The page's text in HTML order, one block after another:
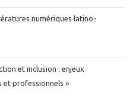
numériques latino-
et inclusion : enjeux
et professionnels »